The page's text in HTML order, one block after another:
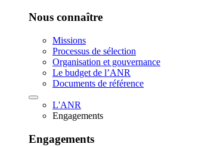
Nous connaître
Missions
Processus de sélection
Organisation et gouvernance
Le budget de l’ANR
Documents de référence
L'ANR
Engagements
Engagements